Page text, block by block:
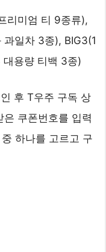
리미엄 티 9종류),
일차 3종), BIG3(1
대용량 티백 3종)
후 T우주 구독 상
쿠폰번호를 입력
하나를 고르고 구